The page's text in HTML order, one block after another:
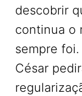
descobrir
continua o
sempre foi.
César